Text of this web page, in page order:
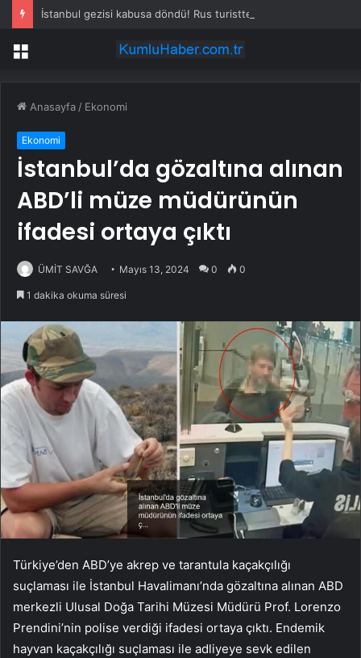
Menü
Anasayfa / Ekonomi
Ekonomi
İstanbul’da gözaltına alınan
ABD’li müze müdürünün
ifadesi ortaya çıktı
ÜMİT SAVĞA Mayıs 13, 2024 0 0
1 dakika okuma süresi
Türkiye’den ABD’ye akrep ve tarantula kaçakçılığı
suçlaması ile İstanbul Havalimanı’nda gözaltına alınan ABD
merkezli Ulusal Doğa Tarihi Müzesi Müdürü Prof. Lorenzo
Prendini’nin polise verdiği ifadesi ortaya çıktı. Endemik
hayvan kaçakçılığı suçlaması ile adliyeye sevk edilen